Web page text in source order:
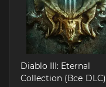
Diablo III: Eternal
Collection (Все DLC)